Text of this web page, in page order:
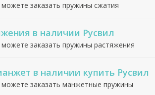
заказать пружины сжатия
в наличии Русвил
заказать пружины растяжения
в наличии купить Русвил
заказать манжетные пружины